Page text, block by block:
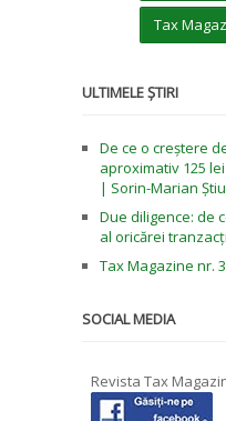
Tax
ULTIMELE ȘTIRI
De ce o creștere
aproximativ 125
| Sorin-Marian
Due diligence: de
al oricărei
Tax Magazine nr.
SOCIAL MEDIA
Revista Tax